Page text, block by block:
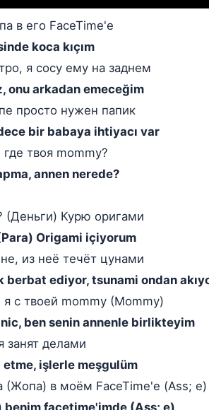
в его FaceTime'е
koca kıçım
я сосу ему на заднем
onu arkadan emeceğim
просто нужен папик
bir babaya ihtiyacı var
твоя mommy?
annen nerede?
(Деньги) Курю оригами
Origami içiyorum
из неё течёт цунами
berbat ediyor, tsunami ondan
с твоей mommy (Mommy)
ben senin annenle birlikteyim
занят делами
etme, işlerle meşgulüm
(Жопа) в моём FaceTime'е (Ass; е)
benim facetime'imde (Ass; e)